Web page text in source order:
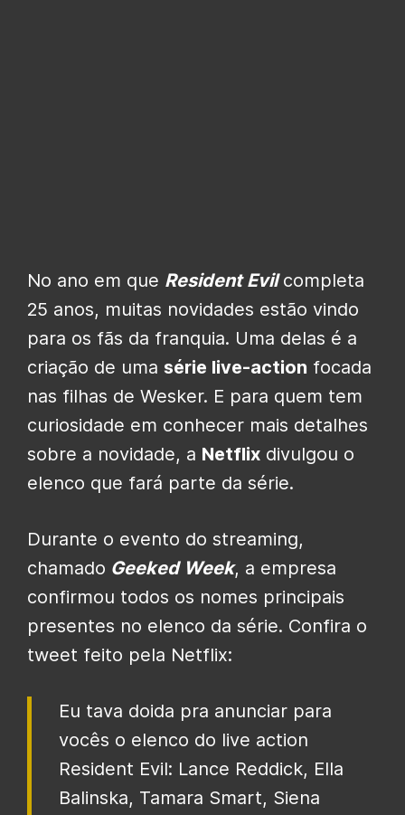
No ano em que Resident Evilcompleta
25 anos, muitas novidades estão vindo
para os fãs da franquia. Uma delas é a
criação de uma série live-action focada
nas filhas de Wesker. E para quem tem
curiosidade em conhecer mais detalhes
sobre a novidade, a Netflix divulgou o
elenco que fará parte da série.
Durante o evento do streaming,
chamado Geeked Week, a empresa
confirmou todos os nomes principais
presentes no elenco da série. Confira o
tweet feito pela Netflix:
Eu tava doida pra anunciar para
vocês o elenco do live action
Resident Evil: Lance Reddick, Ella
Balinska, Tamara Smart, Siena